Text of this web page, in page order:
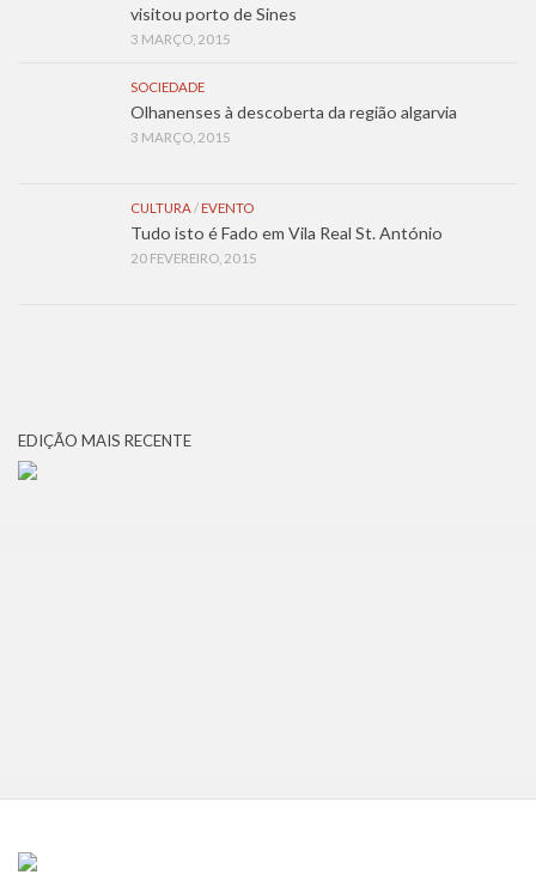
visitou porto de Sines
3 MARÇO, 2015
SOCIEDADE
Olhanenses à descoberta da região algarvia
3 MARÇO, 2015
CULTURA/ EVENTO
Tudo isto é Fado em Vila Real St. António
20 FEVEREIRO, 2015
EDIÇÃO MAIS RECENTE